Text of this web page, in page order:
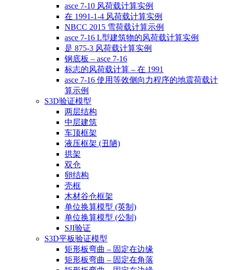
asce 7-10 风荷载计算实例
在 1991-1-4 风荷载计算实例
NBCC 2015 雪荷载计算示例
asce 7-16 L型建筑物的风荷载计算实例
是 875-3 风荷载计算实例
钢底板 – asce 7-16
标志的风荷载计算 – 在 1991
asce 7-16 使用等效侧向力程序的地震荷载计
算示例
S3D验证模型
两层结构
中层建筑
车顶框架
液压框架 (丑陋)
拱架
双仓
卵结构
壳框
木材谷仓框架
单位换算模型 (英制)
单位换算模型 (公制)
SJI验证
S3D平板验证模型
矩形板弯曲 – 固定在边缘
矩形板弯曲 – 固定在角落